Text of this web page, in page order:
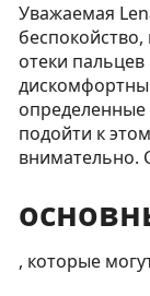
Уважаемая
отеки
подойти к
внимательно.
, которые